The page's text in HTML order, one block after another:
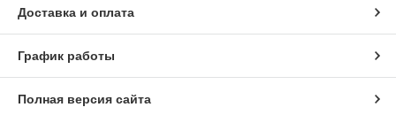
Доставка и оплата
График работы
Полная версия сайта